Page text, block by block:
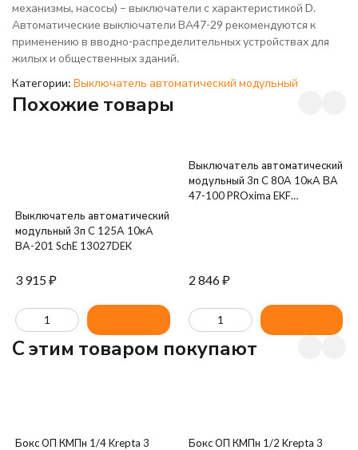
механизмы, насосы) – выключатели с характеристикой D.
Автоматические выключатели ВА47-29 рекомендуются к
применению в вводно-распределительных устройствах для
жилых и общественных зданий.
Категории: Выключатель автоматический модульный
Похожие товары
Выключатель автоматический
модульный 3п C 125А 10кА
ВА-201 SchE 13027DEK
3 915₽
Выключатель автоматический
модульный 3п C 80А 10кА ВА
47-100 PROxima EKF
2 846₽
C этим товаром покупают
Бокс ОП КМПн 1/4 Krepta 3
Бокс ОП КМПн 1/2 Krepta 3